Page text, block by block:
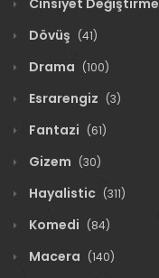
Cinsiyet Değiştirme
Dövüş (41)
Drama (100)
Esrarengiz (3)
Fantazi (61)
Gizem (30)
Hayalistic (311)
Komedi (84)
Macera (140)